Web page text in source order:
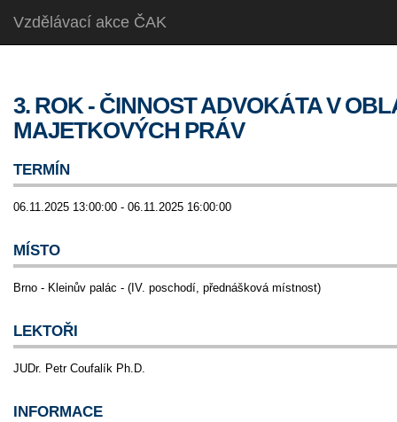
Vzdělávací akce ČAK
3. ROK - ČINNOST ADVOKÁTA V
MAJETKOVÝCH PRÁV
TERMÍN
06.11.2025 13:00:00 - 06.11.2025 16:00:00
MÍSTO
Brno - Kleinův palác - (IV. poschodí, přednášková místnost)
LEKTOŘI
JUDr. Petr Coufalík Ph.D.
INFORMACE